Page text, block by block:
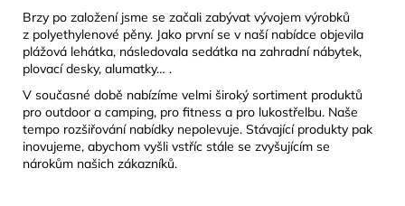
Brzy po založení jsme se začali zabývat vývojem výrobků
z polyethylenové pěny. Jako první se v naší nabídce objevila
plážová lehátka, následovala sedátka na zahradní nábytek,
plovací desky, alumatky… .
V současné době nabízíme velmi široký sortiment produktů
pro outdoor a camping, pro fitness a pro lukostřelbu. Naše
tempo rozšiřování nabídky nepolevuje. Stávající produkty pak
inovujeme, abychom vyšli vstříc stále se zvyšujícím se
nárokům našich zákazníků.